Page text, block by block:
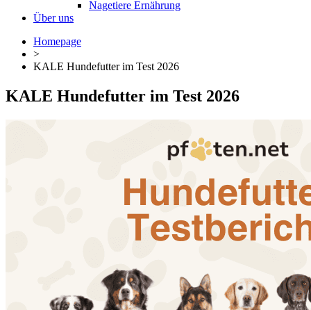
Nagetiere Ernährung
Über uns
Homepage
>
KALE Hundefutter im Test 2026
KALE Hundefutter im Test 2026